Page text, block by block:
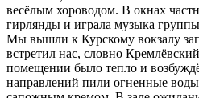
весёлым хороводом. В окнах
гирлянды и играла музыка
Мы вышли к Курскому вокзалу
встретил нас, словно
помещении было тепло и
направлений пили огненные